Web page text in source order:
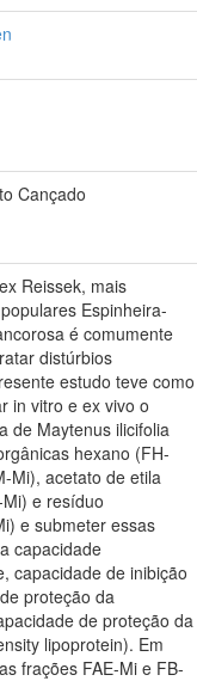
Cançado
Reissek, mais
Espinheira-
é comumente
distúrbios
estudo teve como
in vitro e ex vivo o
de Maytenus ilicifolia
hexano (FH-
Mi), acetato de etila
e resíduo
e submeter essas
capacidade
capacidade de inibição
proteção da
de proteção da
lipoprotein). Em
frações FAE-Mi e FB-